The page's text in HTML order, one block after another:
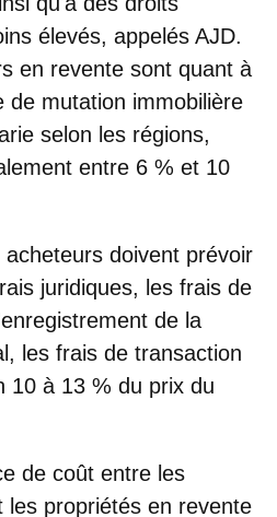
élevés, appelés AJD.
en revente sont quant à
de mutation immobilière
selon les régions,
entre 6 % et 10
doivent prévoir
juridiques, les frais de
de la
les frais de transaction
10 à 13 % du prix du
de coût entre les
les propriétés en revente